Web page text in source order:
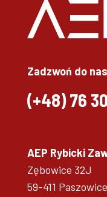
Zadzwoń do nas
(+48)76
AEP Rybicki
Zębowice 32J
59-411 Paszowice